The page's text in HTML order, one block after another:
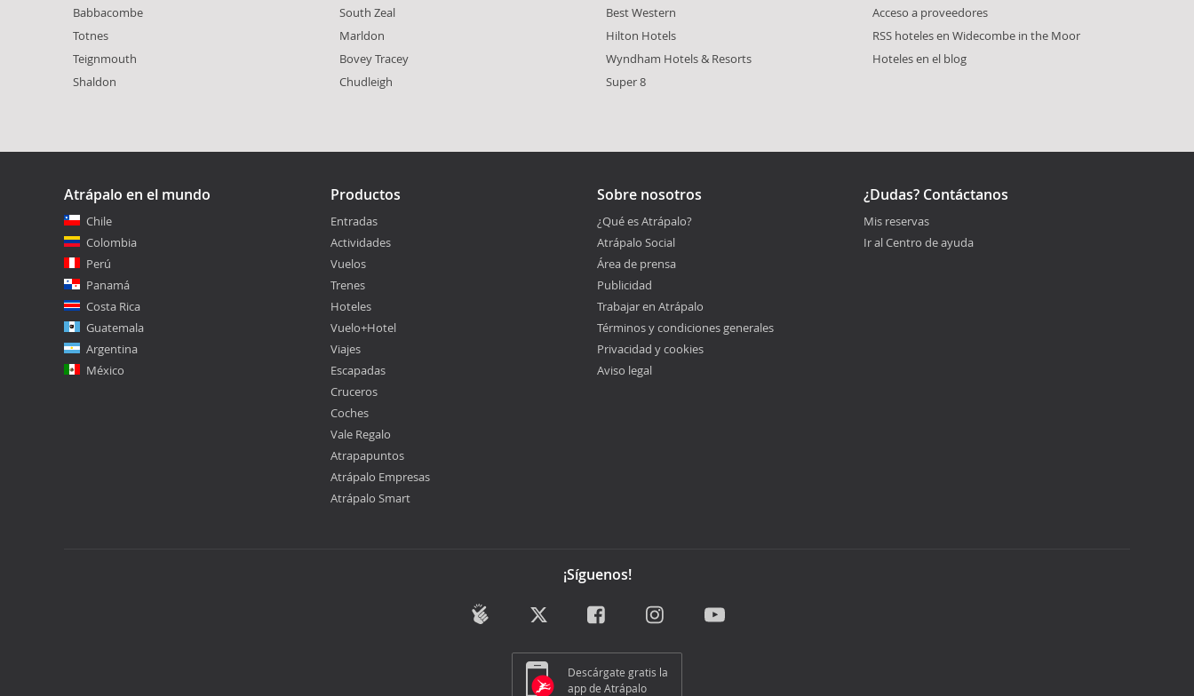
Babbacombe
Totnes
Teignmouth
Shaldon
South Zeal
Marldon
Bovey Tracey
Chudleigh
Best Western
Hilton Hotels
Wyndham Hotels & Resorts
Super 8
Acceso a proveedores
RSS hoteles en Widecombe in the Moor
Hoteles en el blog
Atrápalo en el mundo
Chile
Colombia
Perú
Panamá
Costa Rica
Guatemala
Argentina
México
Productos
Entradas
Actividades
Vuelos
Trenes
Hoteles
Vuelo+Hotel
Viajes
Escapadas
Cruceros
Coches
Vale Regalo
Atrapapuntos
Atrápalo Empresas
Atrápalo Smart
Sobre nosotros
¿Qué es Atrápalo?
Atrápalo Social
Área de prensa
Publicidad
Trabajar en Atrápalo
Términos y condiciones generales
Privacidad y cookies
Aviso legal
¿Dudas? Contáctanos
Mis reservas
Ir al Centro de ayuda
¡Síguenos!
Descárgate gratis la
app de Atrápalo